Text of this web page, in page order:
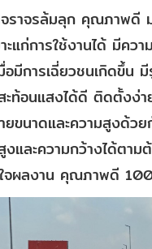
าจรล้มลุก คุณภาพดี
แก่การใช้งานได้ มีค
มีการเฉี่ยวชนเกิดขึ้
ะท้อนแสงได้ดี ติดตั้ง
ขนาดและความสูงด้ว
ละความกว้างได้ตาม
จผลงาน คุณภาพดี